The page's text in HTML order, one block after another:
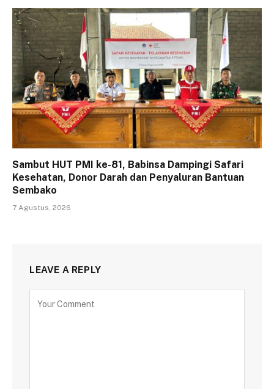
Sambut HUT PMI ke-81, Babinsa Dampingi Safari
Kesehatan, Donor Darah dan Penyaluran Bantuan
Sembako
7 Agustus, 2026
LEAVE A REPLY